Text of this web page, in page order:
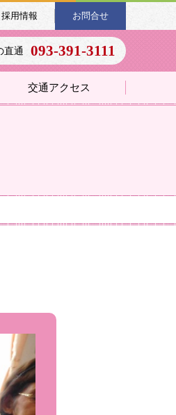
採用情報 お問合せ
直通 093-391-3111
交通アクセス